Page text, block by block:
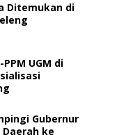
Ditemukan di
PPM UGM di
Gubernur
ke